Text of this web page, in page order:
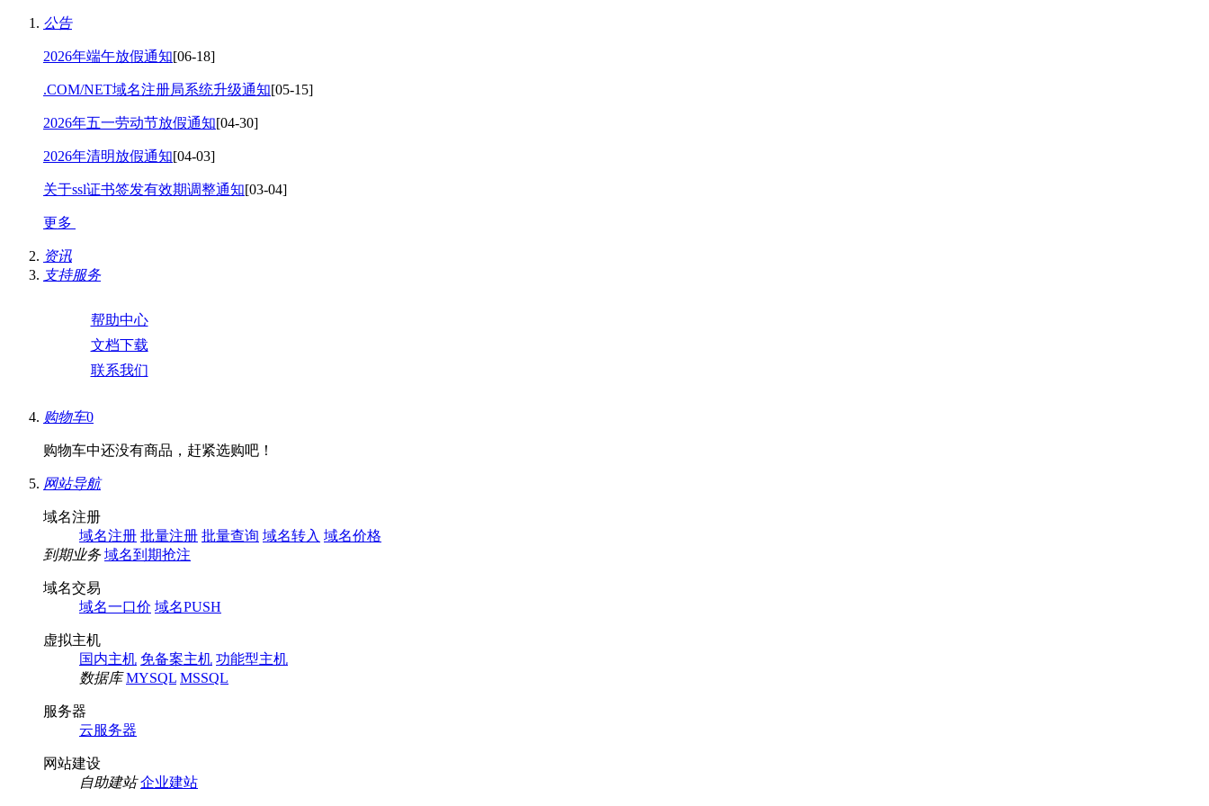
公告
2026年端午放假通知[06-18]
.COM/NET域名注册局系统升级通知[05-15]
2026年五一劳动节放假通知[04-30]
2026年清明放假通知[04-03]
关于ssl证书签发有效期调整通知[03-04]
更多
资讯
支持服务
帮助中心
文档下载
联系我们
购物车0
购物车中还没有商品，赶紧选购吧！
网站导航
域名注册
域名注册 批量注册 批量查询 域名转入 域名价格
到期业务 域名到期抢注
域名交易
域名一口价 域名PUSH
虚拟主机
国内主机 免备案主机 功能型主机
数据库 MYSQL MSSQL
服务器
云服务器
网站建设
自助建站 企业建站